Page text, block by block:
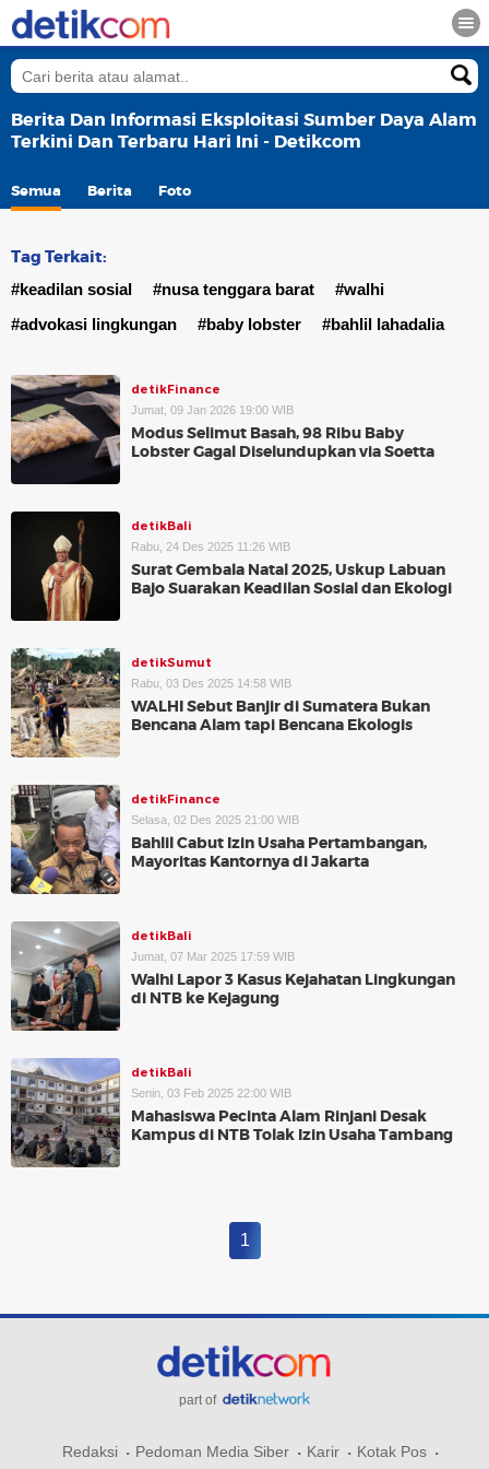
Berita Dan Informasi Eksploitasi Sumber Daya Alam
Terkini Dan Terbaru Hari Ini - Detikcom
Semua Berita Foto
Tag Terkait:
#keadilan sosial #nusa tenggara barat
#walhi
#advokasi lingkungan
#baby lobster #bahlil lahadalia
detikFinance
Jumat, 09 Jan 2026 19:00 WIB
Modus Selimut Basah, 98 Ribu Baby
Lobster Gagal Diselundupkan via Soetta
detikBali
Rabu, 24 Des 2025 11:26 WIB
Surat Gembala Natal 2025, Uskup Labuan
Bajo Suarakan Keadilan Sosial dan Ekologi
detikSumut
Rabu, 03 Des 2025 14:58 WIB
WALHI Sebut Banjir di Sumatera Bukan
Bencana Alam tapi Bencana Ekologis
detikFinance
Selasa, 02 Des 2025 21:00 WIB
Bahlil Cabut Izin Usaha Pertambangan,
Mayoritas Kantornya di Jakarta
detikBali
Jumat, 07 Mar 2025 17:59 WIB
Walhi Lapor 3 Kasus Kejahatan Lingkungan
di NTB ke Kejagung
detikBali
Senin, 03 Feb 2025 22:00 WIB
Mahasiswa Pecinta Alam Rinjani Desak
Kampus di NTB Tolak Izin Usaha Tambang
1
part of
Redaksi Pedoman Media Siber Karir Kotak Pos